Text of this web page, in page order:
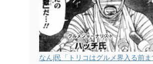
なんj民「トリコはグルメ界入る前